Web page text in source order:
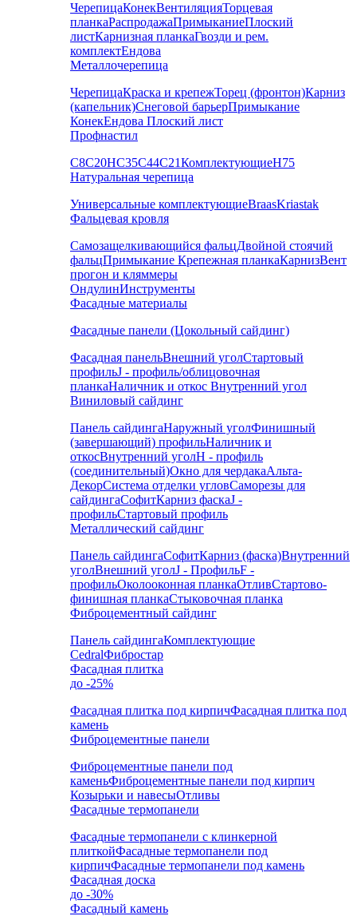
ЧерепицаКонекВентиляцияТорцевая
планкаРаспродажаПримыканиеПлоский
листКарнизная планкаГвозди и рем.
комплектЕндова
Металлочерепица
ЧерепицаКраска и крепежТорец (фронтон)Карниз
(капельник)Снеговой барьерПримыкание
КонекЕндова Плоский лист
Профнастил
С8С20НС35С44С21КомплектующиеН75
Натуральная черепица
Универсальные комплектующиеBraasKriastak
Фальцевая кровля
Самозащелкивающийся фальцДвойной стоячий
фальцПримыкание Крепежная планкаКарнизВент
прогон и кляммеры
ОндулинИнструменты
Фасадные материалы
Фасадные панели (Цокольный сайдинг)
Фасадная панельВнешний уголСтартовый
профильJ - профиль/облицовочная
планкаНаличник и откос Внутренний угол
Виниловый сайдинг
Панель сайдингаНаружный уголФинишный
(завершающий) профильНаличник и
откосВнутренний уголH - профиль
(соединительный)Окно для чердакаАльта-
ДекорСистема отделки угловСаморезы для
сайдингаСофитКарниз фаскаJ -
профильСтартовый профиль
Металлический сайдинг
Панель сайдингаСофитКарниз (фаска)Внутренний
уголВнешний уголJ - ПрофильF -
профильОколооконная планкаОтливСтартово-
финишная планкаСтыковочная планка
Фиброцементный сайдинг
Панель сайдингаКомплектующие
CedralФибростар
Фасадная плитка
до -25%
Фасадная плитка под кирпичФасадная плитка под
камень
Фиброцементные панели
Фиброцементные панели под
каменьФиброцементные панели под кирпич
Козырьки и навесыОтливы
Фасадные термопанели
Фасадные термопанели с клинкерной
плиткойФасадные термопанели под
кирпичФасадные термопанели под камень
Фасадная доска
до -30%
Фасадный камень